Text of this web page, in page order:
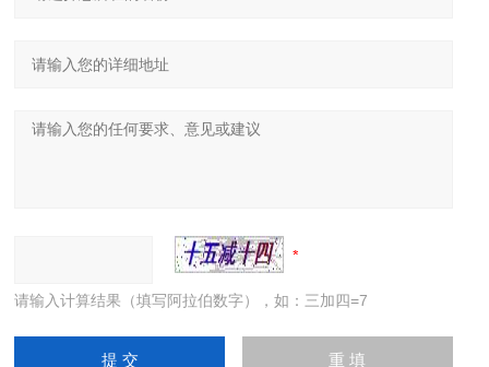
请输入计算结果（填写阿拉伯数字），如：三加四=7